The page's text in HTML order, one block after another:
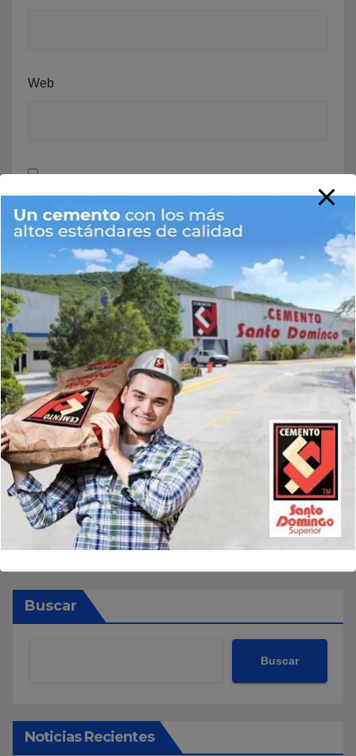
Web
Guarda mi nombre, correo electrónico y web en este
navegador para la próxima vez que comente.
Buscar
Buscar
Noticias Recientes